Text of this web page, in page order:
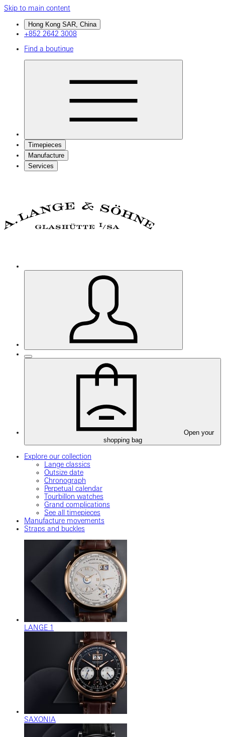
Skip to main content
Hong Kong SAR, China
+852 2642 3008
Find a boutique
Timepieces
Manufacture
Services
Open your
shopping bag
Explore our collection
Lange classics
Outsize date
Chronograph
Perpetual calendar
Tourbillon watches
Grand complications
See all timepieces
Manufacture movements
Straps and buckles
LANGE 1
SAXONIA